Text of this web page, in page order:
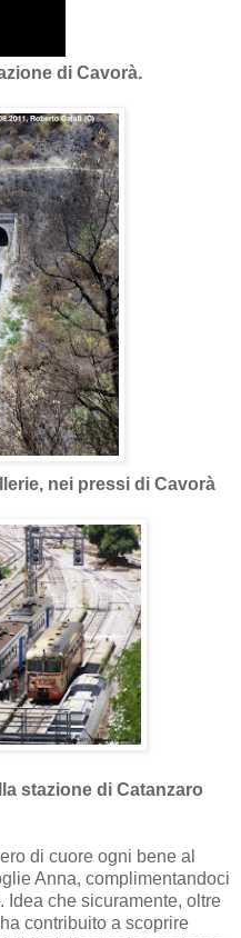
di Cavorà.
nei pressi di Cavorà
stazione di Catanzaro
di cuore ogni bene al
Anna, complimentandoci
che sicuramente, oltre
contribuito a scoprire